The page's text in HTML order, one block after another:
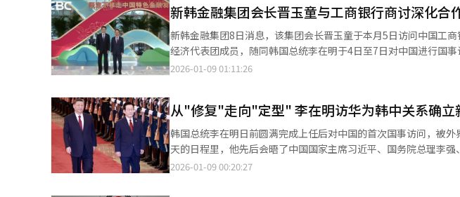
要在贸易与金融层面探索新的合作模式，推动经济合作走向多元化
参与，双方围绕投资与金融合作展开深入讨论。 金融业普遍期待，以此次访问为契机，在中国进一步扩大投资与金融
服务的空间有望被打开。具体而言，发掘本地合作伙伴、构建结
向，均被认为具备现实的推进可能性。特别是在中国作为全球第二
大在华业务的潜力也受到市场关注。 业内人士表示：“通过此次李在明访华，韩中双方在强化战略性经济合作的同
金融业的国际竞争力并培育新的增长动能。” 不过，也有观点指出，中国仍然存在外汇监管以及资金跨境流动方面的
限制，金融合作的深化需要同步推进风险管理与合规应对策略。
的市场，但同时也是监管环境较为复杂的国家，这些因素可能成
此外，‘限韩令’尚未完全解除，相关不确定性依然存在，因此在
位银行相关人士表示，在中国市场推进生产性金融的过程中，政策
新韩金融集团会长晋玉童与工商银行商讨深化合
新韩金融集团8日消息，该集团会长晋玉童于本月5日访问中国工
经济代表团成员，随同韩国总统李在明于4日至7日对中国进行国事访问。 访问期间，晋玉童与工商银行董
举行会谈，双方围绕扩大民间货币互换规模，更加稳定地管理海外业务
降低外币融资成本的方案进行了讨论。此外，双方还就海外投资及投资
表示：“工商银行是在全球金融市场中拥有独特营业网络和雄厚
进一步深化双方合作，在海外市场实现共同成长。”
2026-01-09 01:11:26
从"修复"走向"定型" 李在明访华为韩中关系确立
韩国总统李在明日前圆满完成上任后对中国的首次国事访问，被
天的日程里，他先后会晤了中国国家主席习近平、国务院总理李
记陈吉宁深入交流。 两国元首在短短两个多月内实现互访，释放出极为清晰的信号：韩中关系正在从修复期迈入行稳
2026-01-09 00:20:27